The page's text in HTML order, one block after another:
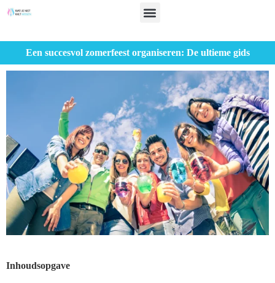
Een succesvol zomerfeest organiseren: De ultieme gids
Inhoudsopgave